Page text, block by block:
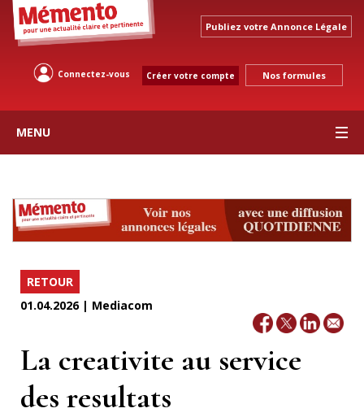
Publiez votre Annonce Légale
Connectez-vous Créer votre compte Nos formules
MENU
RETOUR
01.04.2026 | Mediacom
La creativite au service
des resultats